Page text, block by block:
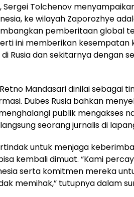
Tolchenov
ke wilayah Zaporozhye
pemberitaan global
ini memberikan kesempatan
Rusia dan sekitarnya dengan
Mandasari dinilai sebagai
Dubes Rusia bahkan
publik mengakses
seorang jurnalis di
untuk menjaga
kembali dimuat. “Kami
serta komitmen mereka
memihak,” tutupnya dalam